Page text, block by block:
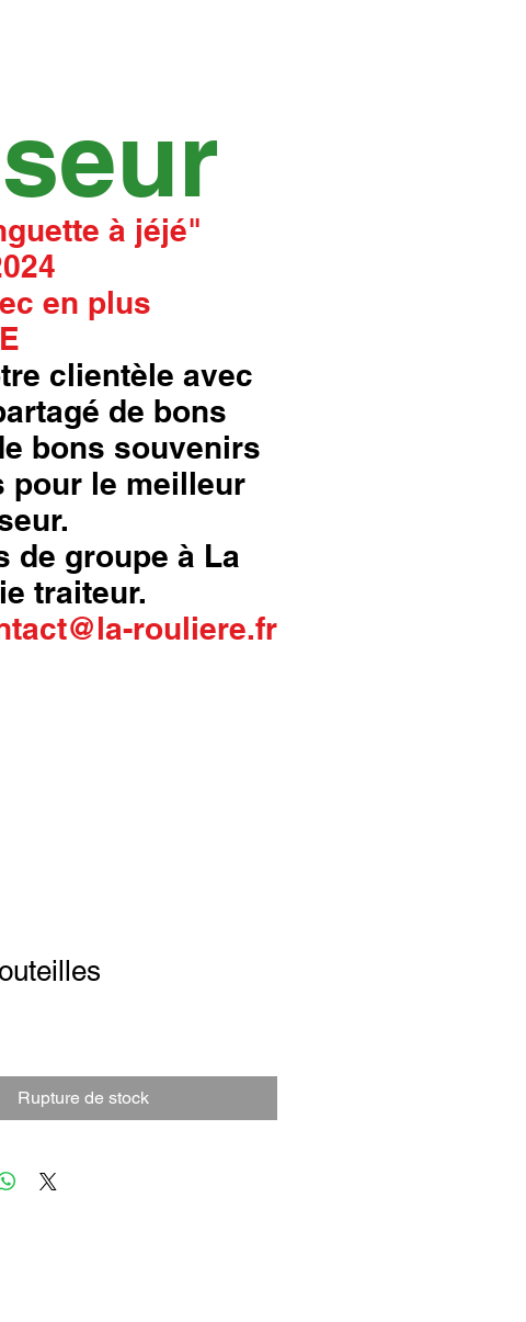
à jéjé"
en plus
clientèle avec
de bons
bons souvenirs
pour le meilleur
de groupe à La
traiteur.
rouliere.fr
Rupture de stock